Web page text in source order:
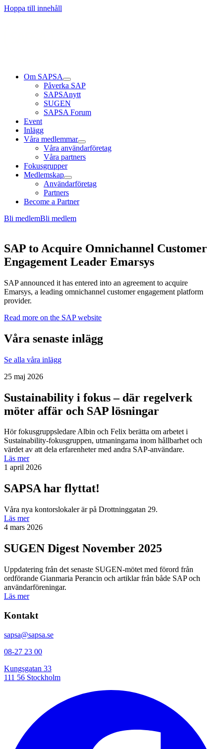
Hoppa till innehåll
Om SAPSA
Påverka SAP
SAPSAnytt
SUGEN
SAPSA Forum
Event
Inlägg
Våra medlemmar
Våra användarföretag
Våra partners
Fokusgrupper
Medlemskap
Användarföretag
Partners
Become a Partner
Bli medlemBli medlem
SAP to Acquire Omnichannel Customer
Engagement Leader Emarsys
SAP announced it has entered into an agreement to acquire
Emarsys, a leading omnichannel customer engagement platform
provider.
Read more on the SAP website
Våra senaste inlägg
Se alla våra inlägg
25 maj 2026
Sustainability i fokus – där regelverk
möter affär och SAP lösningar
Hör fokusgruppsledare Albin och Felix berätta om arbetet i
Sustainability-fokusgruppen, utmaningarna inom hållbarhet och
värdet av att dela erfarenheter med andra SAP-användare.
Läs mer
1 april 2026
SAPSA har flyttat!
Våra nya kontorslokaler är på Drottninggatan 29.
Läs mer
4 mars 2026
SUGEN Digest November 2025
Uppdatering från det senaste SUGEN-mötet med förord från
ordförande Gianmaria Perancin och artiklar från både SAP och
användarföreningar.
Läs mer
Kontakt
sapsa@sapsa.se
08-27 23 00
Kungsgatan 33
111 56 Stockholm